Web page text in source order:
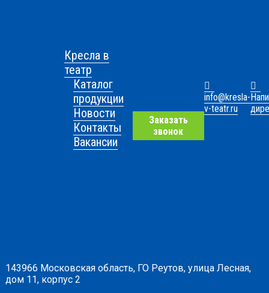
Кресла в
театр
Каталог
продукции
Новости
Контакты
Вакансии
Заказать
звонок
info@kresla-
v-teatr.ru
143966 Московская область, ГО Реутов, улица Лесная,
дом 11, корпус 2